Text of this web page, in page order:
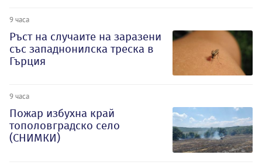
9 часа
Ръст на случаите на заразени
със западнонилска треска в
Гърция
9 часа
Пожар избухна край
тополовградско село
(СНИМКИ)